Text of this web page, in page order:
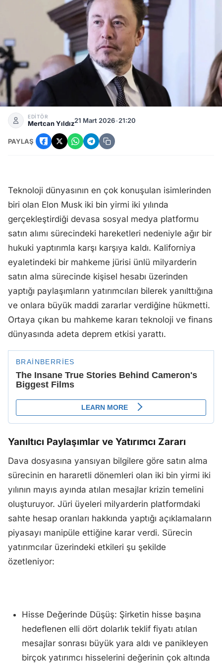
Elon Musk Bu Sefer Kaybetti: Milyarlarca Dolar Ceza
EDİTÖR
Mertcan Yıldız21 Mart 2026•21:20
PAYLAŞ
Teknoloji dünyasının en çok konuşulan isimlerinden
biri olan Elon Musk iki bin yirmi iki yılında
gerçekleştirdiği devasa sosyal medya platformu
satın alımı sürecindeki hareketleri nedeniyle ağır bir
hukuki yaptırımla karşı karşıya kaldı. Kaliforniya
eyaletindeki bir mahkeme jürisi ünlü milyarderin
satın alma sürecinde kişisel hesabı üzerinden
yaptığı paylaşımların yatırımcıları bilerek yanılttığına
ve onlara büyük maddi zararlar verdiğine hükmetti.
Ortaya çıkan bu mahkeme kararı teknoloji ve finans
dünyasında adeta deprem etkisi yarattı.
Yanıltıcı Paylaşımlar ve Yatırımcı Zararı
Dava dosyasına yansıyan bilgilere göre satın alma
sürecinin en hararetli dönemleri olan iki bin yirmi iki
yılının mayıs ayında atılan mesajlar krizin temelini
oluşturuyor. Jüri üyeleri milyarderin platformdaki
sahte hesap oranları hakkında yaptığı açıklamaların
piyasayı manipüle ettiğine karar verdi. Sürecin
yatırımcılar üzerindeki etkileri şu şekilde
özetleniyor:
Hisse Değerinde Düşüş: Şirketin hisse başına
hedeflenen elli dört dolarlık teklif fiyatı atılan
mesajlar sonrası büyük yara aldı ve panikleyen
birçok yatırımcı hisselerini değerinin çok altında